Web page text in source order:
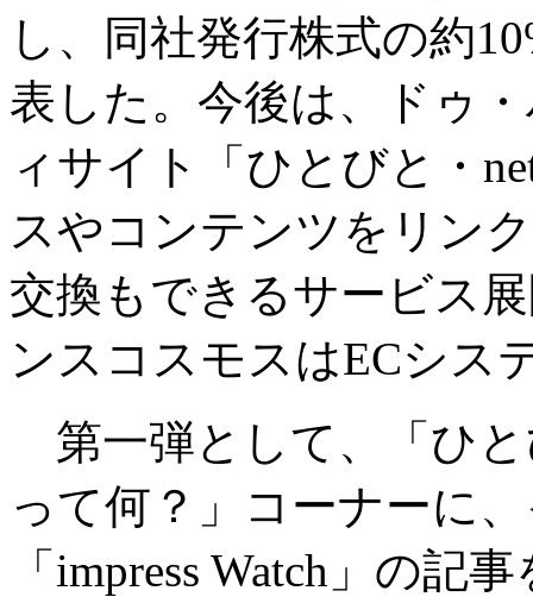
し、同社発行株式の約
表した。今後は、ドゥ
ィサイト「ひとびと・
スやコンテンツをリン
交換もできるサービス
ンスコスモスはECシス
第一弾として、「ひと
って何？」コーナーに
「impress Watch」の記